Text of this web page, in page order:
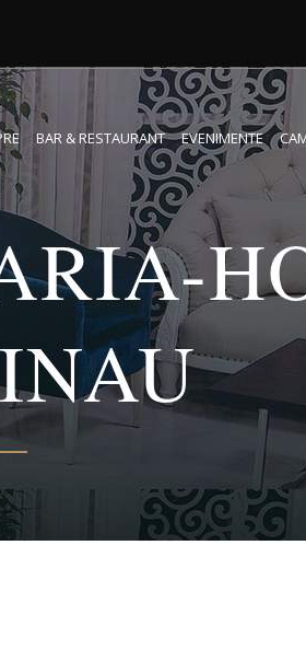
BAR & RESTAURANT EVENIMENTE